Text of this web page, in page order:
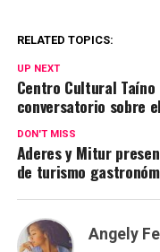
RELATED TOPICS:
UP NEXT
Centro Cultural
conversatorio sobre
DON'T MISS
Aderes y Mitur
de turismo
Angely